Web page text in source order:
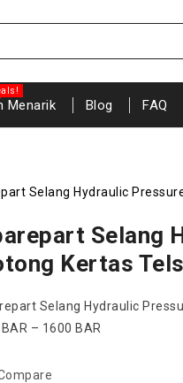
Menarik Blog FAQ
Selang Hydraulic
Selang
Kertas
Selang Hydraulic
– 1600 BAR